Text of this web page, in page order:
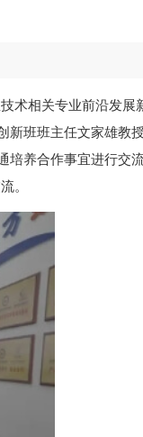
术相关专业前沿发展
班班主任文家雄教授
培养合作事宜进行交
。